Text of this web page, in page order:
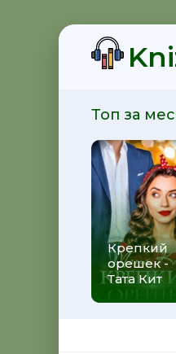
Топ за
Крепкий
орешек -
Тата Кит
божественных